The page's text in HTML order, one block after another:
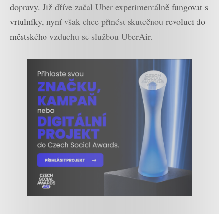
dopravy. Již dříve začal Uber experimentálně fungovat s
vrtulníky, nyní však chce přinést skutečnou revoluci do
městského vzduchu se službou UberAir.